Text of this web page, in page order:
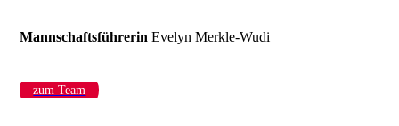
Mannschaftsführerin Evelyn Merkle-Wudi
zum Team